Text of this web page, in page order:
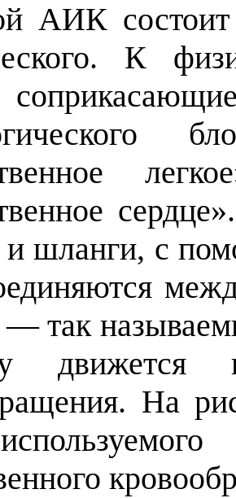
АИК состоит
К
и шланги, с
— так
движется
На